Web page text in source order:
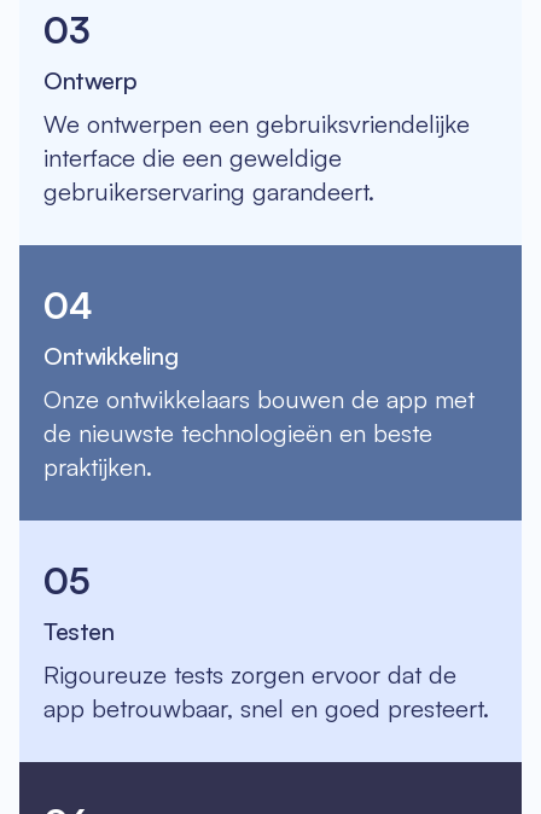
03
Ontwerp
We ontwerpen een gebruiksvriendelijke
interface die een geweldige
gebruikerservaring garandeert.
04
Ontwikkeling
Onze ontwikkelaars bouwen de app met
de nieuwste technologieën en beste
praktijken.
05
Testen
Rigoureuze tests zorgen ervoor dat de
app betrouwbaar, snel en goed presteert.